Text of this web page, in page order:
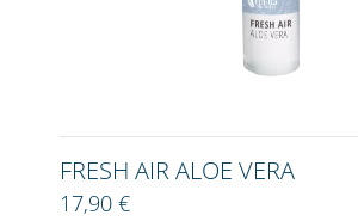
FRESH AIR ALOE VERA
17,90 €